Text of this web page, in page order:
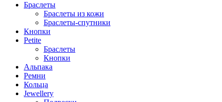
Браслеты
Браслеты из кожи
Браслеты-спутники
Кнопки
Petite
Браслеты
Кнопки
Альпака
Ремни
Кольца
Jewellery